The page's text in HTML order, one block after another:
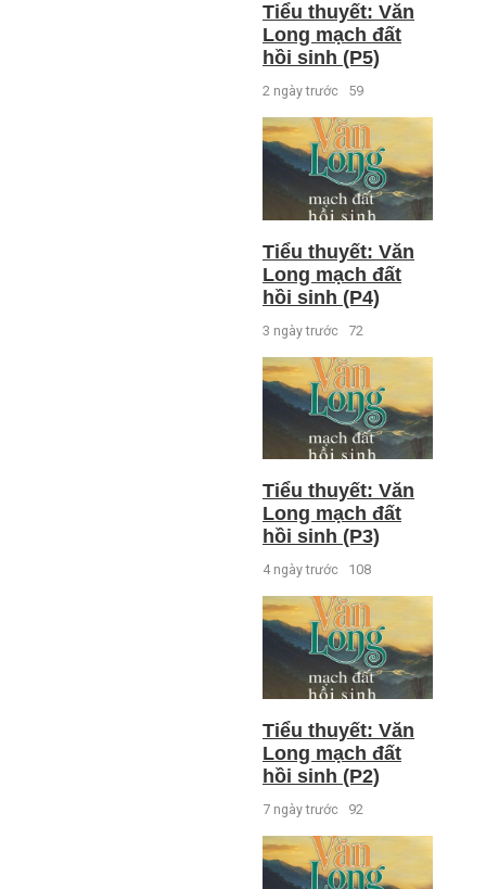
Tiểu thuyết: Văn
Long mạch đất
hồi sinh (P5)
2 ngày trước 59
Tiểu thuyết: Văn
Long mạch đất
hồi sinh (P4)
3 ngày trước 72
Tiểu thuyết: Văn
Long mạch đất
hồi sinh (P3)
4 ngày trước 108
Tiểu thuyết: Văn
Long mạch đất
hồi sinh (P2)
7 ngày trước 92